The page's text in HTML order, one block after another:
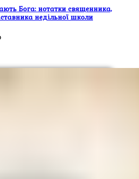
Бога: нотатки священника,
недільної школи